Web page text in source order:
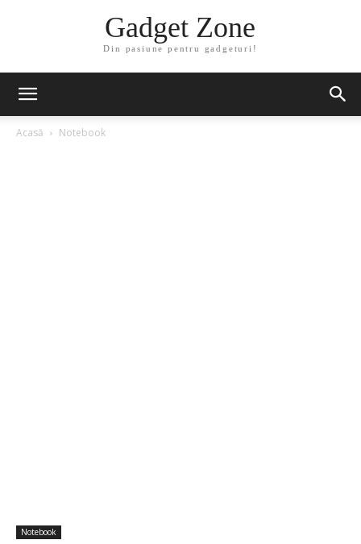
Gadget Zone
Din pasiune pentru gadgeturi!
Acasă Notebook
Notebook